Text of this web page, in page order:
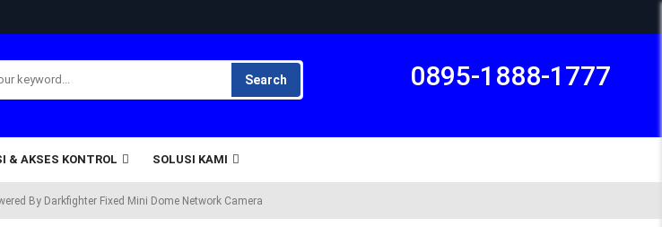
Search 0895-1888-1777
& AKSES KONTROL SOLUSI KAMI
By Darkfighter Fixed Mini Dome Network Camera